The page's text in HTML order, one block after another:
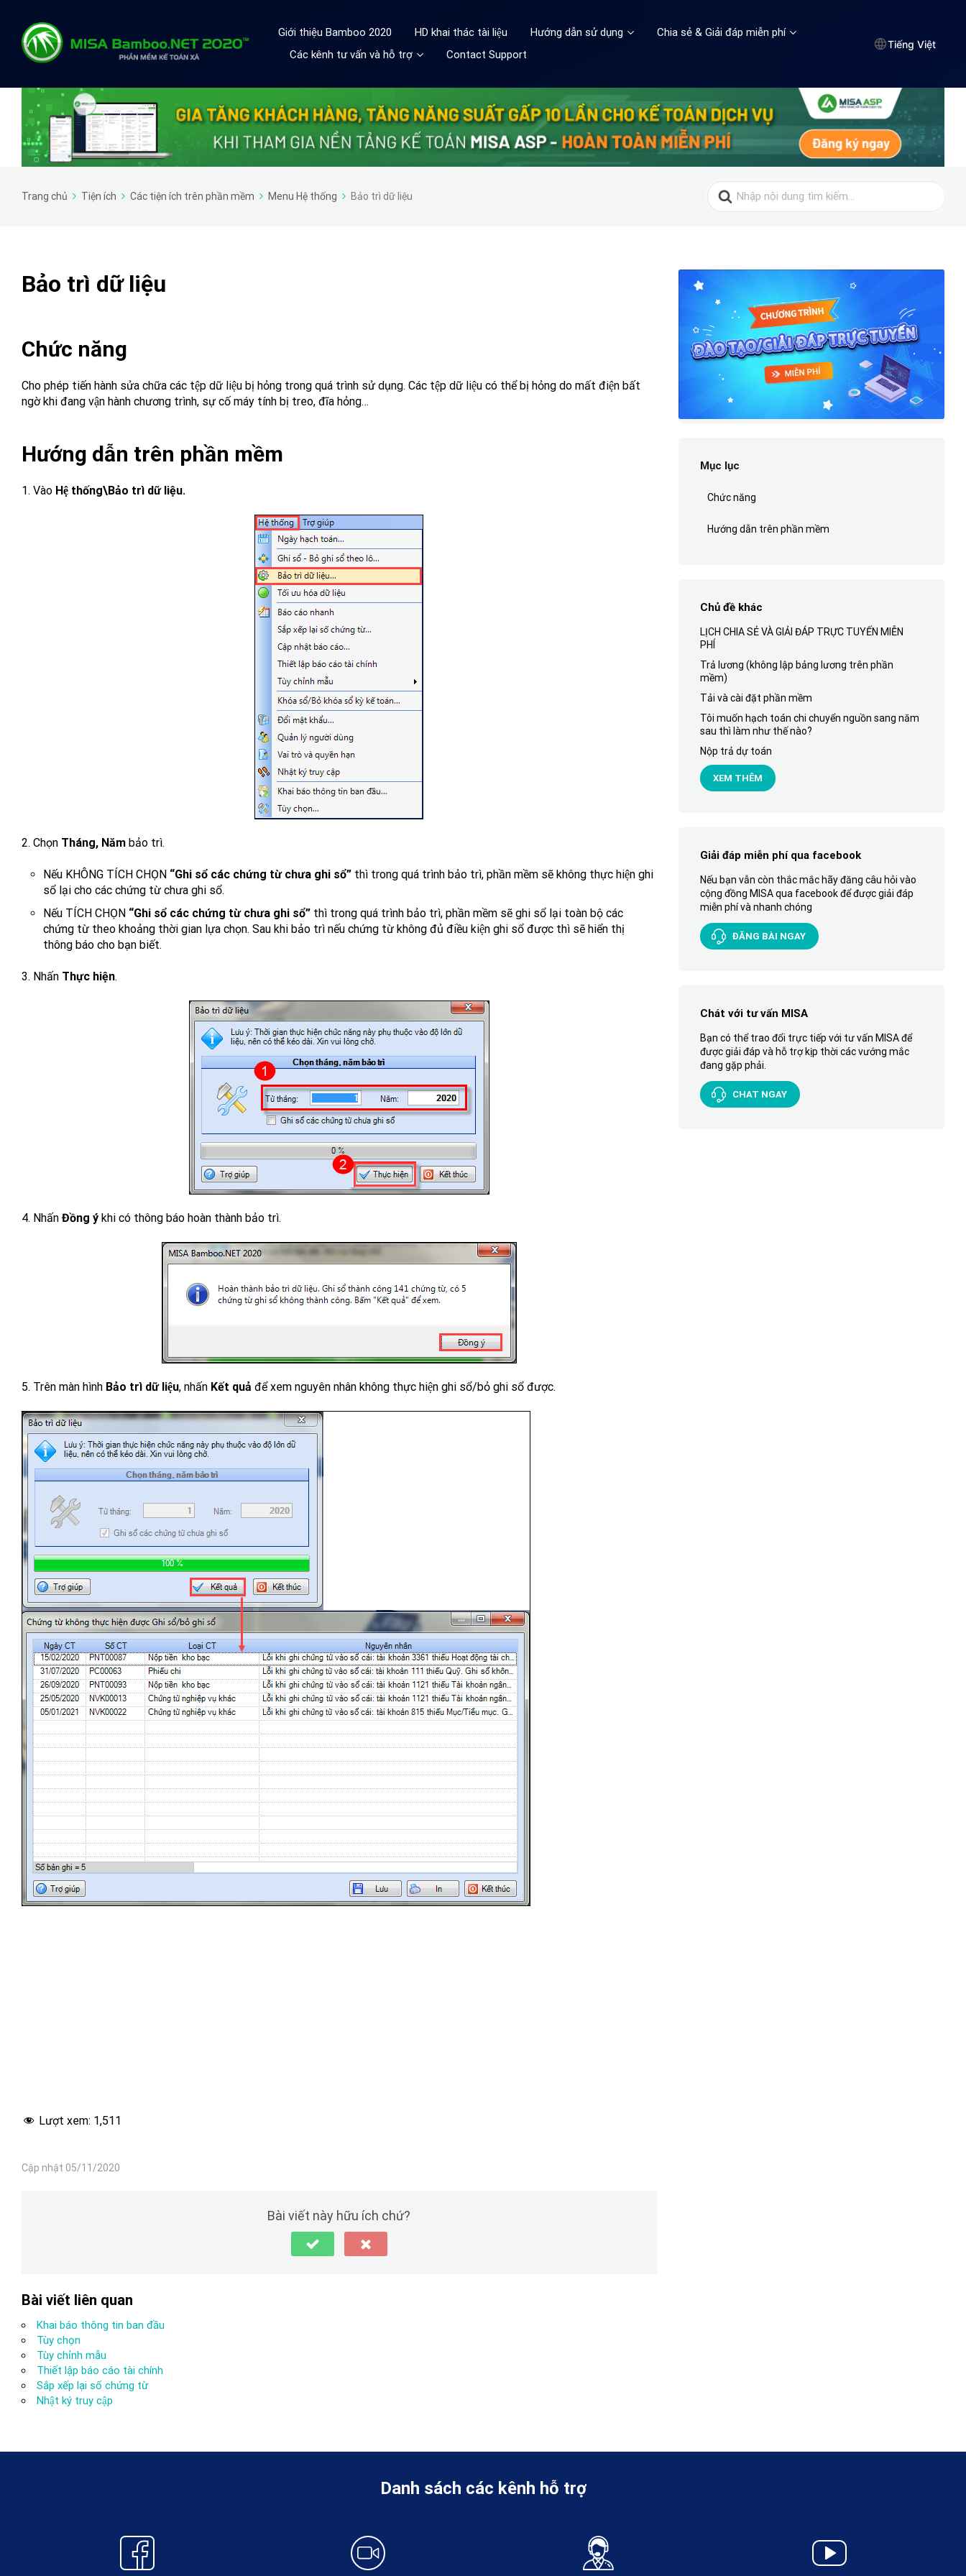
Giới thiệu Bamboo 2020 HD khai thác tài liệu Hướng dẫn sử dụng
Chia sẻ & Giải đáp miễn phí
Các kênh tư vấn và hỗ trợ
Contact Support
Tiếng Việt
Trang chủ Tiện ích Các tiện ích trên phần mềm Menu Hệ thống Bảo trì dữ liệu
Search
for:
Bảo trì dữ liệu
Chức năng
Cho phép tiến hành sửa chữa các tệp dữ liệu bị hỏng trong quá trình sử dụng. Các tệp dữ liệu có thể bị hỏng do mất điện bất
ngờ khi đang vận hành chương trình, sự cố máy tính bị treo, đĩa hỏng…
Hướng dẫn trên phần mềm
1. Vào Hệ thống\Bảo trì dữ liệu.
2. Chọn Tháng, Năm bảo trì.
Nếu KHÔNG TÍCH CHỌN “Ghi sổ các chứng từ chưa ghi sổ” thì trong quá trình bảo trì, phần mềm sẽ không thực hiện ghi
sổ lại cho các chứng từ chưa ghi sổ.
Nếu TÍCH CHỌN “Ghi sổ các chứng từ chưa ghi sổ” thì trong quá trình bảo trì, phần mềm sẽ ghi sổ lại toàn bộ các
chứng từ theo khoảng thời gian lựa chọn. Sau khi bảo trì nếu chứng từ không đủ điều kiện ghi sổ được thì sẽ hiển thị
thông báo cho bạn biết.
3. Nhấn Thực hiện.
4. Nhấn Đồng ý khi có thông báo hoàn thành bảo trì.
5. Trên màn hình Bảo trì dữ liệu, nhấn Kết quả để xem nguyên nhân không thực hiện ghi sổ/bỏ ghi sổ được.
Lượt xem: 1,511
Cập nhật 05/11/2020
Bài viết này hữu ích chứ?
Bài viết liên quan
Khai báo thông tin ban đầu
Tùy chọn
Tùy chỉnh mẫu
Thiết lập báo cáo tài chính
Sắp xếp lại số chứng từ
Nhật ký truy cập
Mục lục
Chức năng
Hướng dẫn trên phần mềm
Chủ đề khác
LỊCH CHIA SẺ VÀ GIẢI ĐÁP TRỰC TUYẾN MIỄN
PHÍ
Trả lương (không lập bảng lương trên phần
mềm)
Tải và cài đặt phần mềm
Tôi muốn hạch toán chi chuyển nguồn sang năm
sau thì làm như thế nào?
Nộp trả dự toán
XEM THÊM
Giải đáp miễn phí qua facebook
Nếu bạn vẫn còn thắc mắc hãy đăng câu hỏi vào
cộng đồng MISA qua facebook để được giải đáp
miễn phí và nhanh chóng
ĐĂNG BÀI NGAY
Chát với tư vấn MISA
Bạn có thể trao đổi trực tiếp với tư vấn MISA để
được giải đáp và hỗ trợ kịp thời các vướng mắc
đang gặp phải.
CHAT NGAY
Danh sách các kênh hỗ trợ